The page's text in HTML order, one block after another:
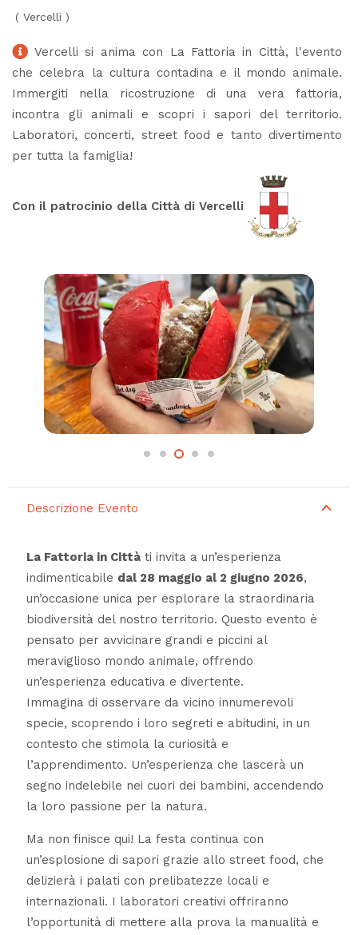
( Vercelli )
Vercelli si anima con La Fattoria in Città, l'evento
che celebra la cultura contadina e il mondo animale.
Immergiti nella ricostruzione di una vera fattoria,
incontra gli animali e scopri i sapori del territorio.
Laboratori, concerti, street food e tanto divertimento
per tutta la famiglia!
Con il patrocinio della Città di Vercelli
Descrizione Evento
La Fattoria in Cittàti invita a un’esperienza
indimenticabile dal 28 maggio al 2 giugno 2026,
un’occasione unica per esplorare la straordinaria
biodiversità del nostro territorio. Questo evento è
pensato per avvicinare grandi e piccini al
meraviglioso mondo animale, offrendo
un’esperienza educativa e divertente.
Immagina di osservare da vicino innumerevoli
specie, scoprendo i loro segreti e abitudini, in un
contesto che stimola la curiosità e
l’apprendimento. Un’esperienza che lascerà un
segno indelebile nei cuori dei bambini, accendendo
la loro passione per la natura.
Ma non finisce qui! La festa continua con
un’esplosione di sapori grazie allo street food, che
delizierà i palati con prelibatezze locali e
internazionali. I laboratori creativi offriranno
l’opportunità di mettere alla prova la manualità e